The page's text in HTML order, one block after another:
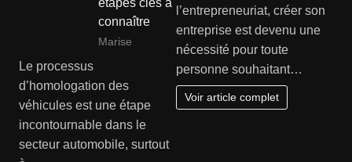
connaître
Marise
Le processus
d’homologation des
véhicules est une étape
incontournable dans le
secteur automobile, surtout
l’entrepreneuriat, créer son
entreprise est devenu une
nécessité pour toute
personne souhaitant…
Voir article complet